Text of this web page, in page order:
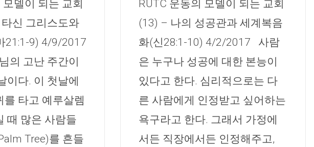
델이 되는 교회
신 그리스도와
21:1-9) 4/9/2017
의 고난 주간이
이다. 이 첫날에
를 타고 예루살렘
때 많은 사람들
Tree)를 흔들
RUTC 운동의 모델이 되는 교회
(13) – 나의 성공관과 세계복음
화(신28:1-10) 4/2/2017 사람
은 누구나 성공에 대한 본능이
있다고 한다. 심리적으로는 다
른 사람에게 인정받고 싶어하는
욕구라고 한다. 그래서 가정에
서든 직장에서든 인정해주고,